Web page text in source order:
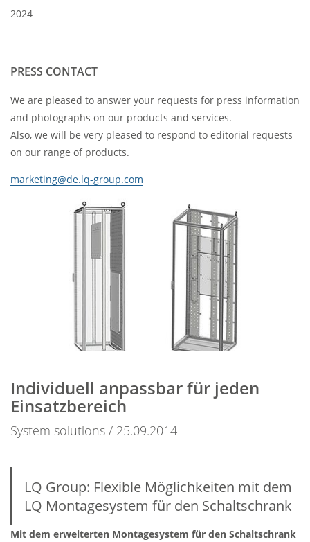
2024
PRESS CONTACT
We are pleased to answer your requests for press information
and photographs on our products and services.
Also, we will be very pleased to respond to editorial requests
on our range of products.
marketing@de.lq-group.com
Individuell anpassbar für jeden
Einsatzbereich
System solutions 25.09.2014
LQ Group: Flexible Möglichkeiten mit dem
LQ Montagesystem für den Schaltschrank
Mit dem erweiterten Montagesystem für den Schaltschrank